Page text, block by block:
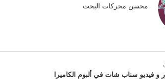
محسن محركات البحث
فيديو سناب شات في ألبوم الكاميرا